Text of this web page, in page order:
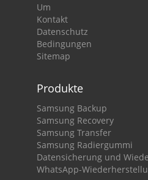
Um
Kontakt
Datenschutz
Bedingungen
Sitemap
Produkte
Samsung Backup
Samsung Recovery
Samsung Transfer
Samsung Radiergummi
Datensicherung und
WhatsApp-